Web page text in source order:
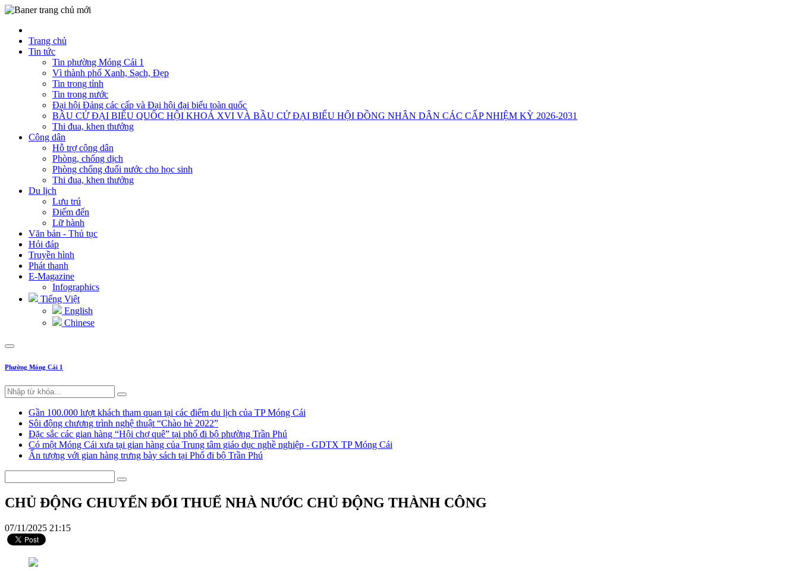
Trang chủ
Tin tức
Tin phường Móng Cái 1
Vì thành phố Xanh, Sạch, Đẹp
Tin trong tỉnh
Tin trong nước
Đại hội Đảng các cấp và Đại hội đại biểu toàn quốc
BẦU CỬ ĐẠI BIỂU QUỐC HỘI KHOÁ XVI VÀ BẦU CỬ ĐẠI BIỂU HỘI ĐỒNG NHÂN DÂN CÁC CẤP NHIỆM KỲ 2026-2031
Thi đua, khen thưởng
Công dân
Hỗ trợ công dân
Phòng, chống dịch
Phòng chống đuối nước cho học sinh
Thi đua, khen thưởng
Du lịch
Lưu trú
Điểm đến
Lữ hành
Văn bản - Thủ tục
Hỏi đáp
Truyền hình
Phát thanh
E-Magazine
Infographics
Tiếng Việt
English
Chinese
Phường Móng Cái 1
Gần 100.000 lượt khách tham quan tại các điểm du lịch của TP Móng Cái
Sôi động chương trình nghệ thuật “Chào hè 2022”
Đặc sắc các gian hàng “Hội chợ quê” tại phố đi bộ phường Trần Phú
Có một Móng Cái xưa tại gian hàng của Trung tâm giáo dục nghề nghiệp - GDTX TP Móng Cái
Ấn tượng với gian hàng trưng bày sách tại Phố đi bộ Trần Phú
CHỦ ĐỘNG CHUYỂN ĐỔI THUẾ NHÀ NƯỚC CHỦ ĐỘNG THÀNH CÔNG
07/11/2025 21:15